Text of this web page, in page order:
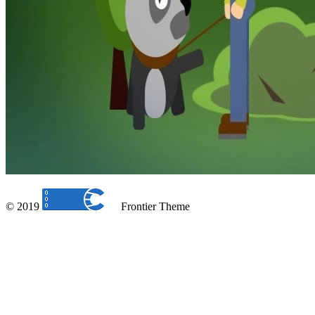
© 2019 Frontier Theme